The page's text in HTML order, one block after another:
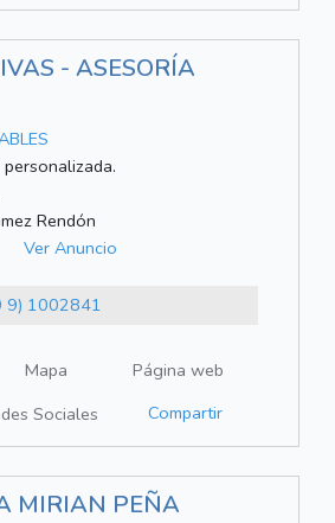
- ASESORÍA
Rendón
Ver Anuncio
9) 1002841
Mapa
Página web
Sociales Compartir
MIRIAN PEÑA